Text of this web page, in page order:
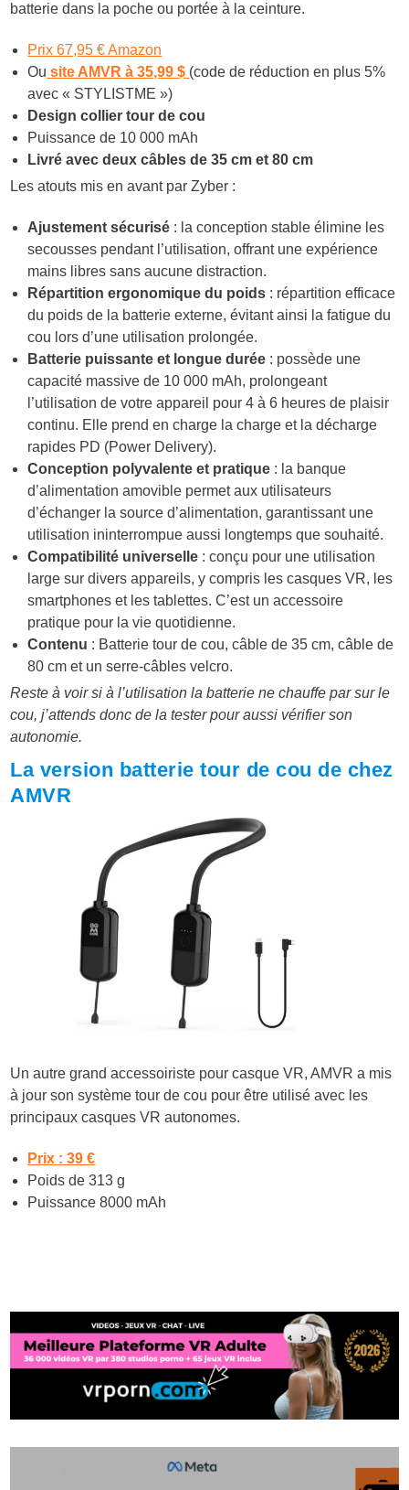
batterie dans la poche ou portée à la ceinture.
Prix 67,95 € Amazon
Ou site AMVR à 35,99 $ (code de réduction en plus 5%
avec « STYLISTME »)
Design collier tour de cou
Puissance de 10 000 mAh
Livré avec deux câbles de 35 cm et 80 cm
Les atouts mis en avant par Zyber :
Ajustement sécurisé : la conception stable élimine les
secousses pendant l’utilisation, offrant une expérience
mains libres sans aucune distraction.
Répartition ergonomique du poids : répartition efficace
du poids de la batterie externe, évitant ainsi la fatigue du
cou lors d’une utilisation prolongée.
Batterie puissante et longue durée : possède une
capacité massive de 10 000 mAh, prolongeant
l’utilisation de votre appareil pour 4 à 6 heures de plaisir
continu. Elle prend en charge la charge et la décharge
rapides PD (Power Delivery).
Conception polyvalente et pratique : la banque
d’alimentation amovible permet aux utilisateurs
d’échanger la source d’alimentation, garantissant une
utilisation ininterrompue aussi longtemps que souhaité.
Compatibilité universelle : conçu pour une utilisation
large sur divers appareils, y compris les casques VR, les
smartphones et les tablettes. C’est un accessoire
pratique pour la vie quotidienne.
Contenu : Batterie tour de cou, câble de 35 cm, câble de
80 cm et un serre-câbles velcro.
Reste à voir si à l’utilisation la batterie ne chauffe par sur le
cou, j’attends donc de la tester pour aussi vérifier son
autonomie.
La version batterie tour de cou de chez
AMVR
Un autre grand accessoiriste pour casque VR, AMVR a mis
à jour son système tour de cou pour être utilisé avec les
principaux casques VR autonomes.
Prix : 39 €
Poids de 313 g
Puissance 8000 mAh